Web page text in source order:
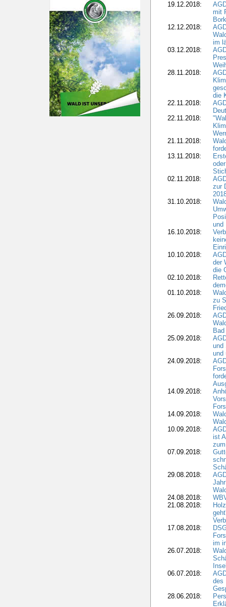
19.12.2018:
mit
12.12.2018:
im
03.12.2018:
28.11.2018:
die
22.11.2018:
22.11.2018:
21.11.2018:
13.11.2018:
02.11.2018:
zur
31.10.2018:
und
16.10.2018:
10.10.2018:
der
die
02.10.2018:
01.10.2018:
zu
26.09.2018:
25.09.2018:
und
und
24.09.2018:
14.09.2018:
14.09.2018:
10.09.2018:
ist
07.09.2018:
29.08.2018:
24.08.2018:
21.08.2018:
17.08.2018:
im
26.07.2018:
06.07.2018:
des
28.06.2018: